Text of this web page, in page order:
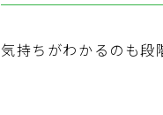
気持ちがわかるのも段